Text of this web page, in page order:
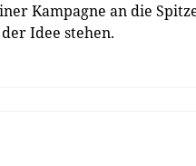
Kampagne an die
Idee stehen.